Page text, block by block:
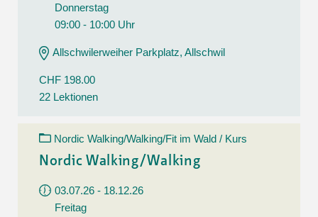
Donnerstag
09:00 - 10:00 Uhr
Allschwilerweiher Parkplatz, Allschwil
CHF 198.00
22 Lektionen
Nordic Walking/Walking/Fit im Wald / Kurs
Nordic Walking/Walking
03.07.26 - 18.12.26
Freitag